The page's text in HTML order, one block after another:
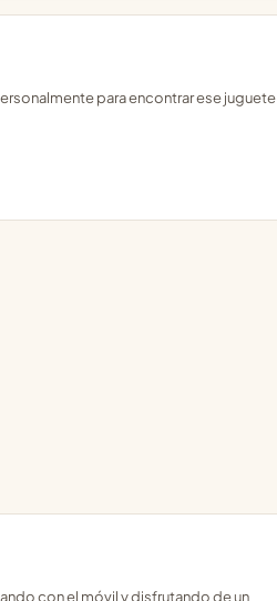
para encontrar ese juguete
con el móvil y disfrutando de un